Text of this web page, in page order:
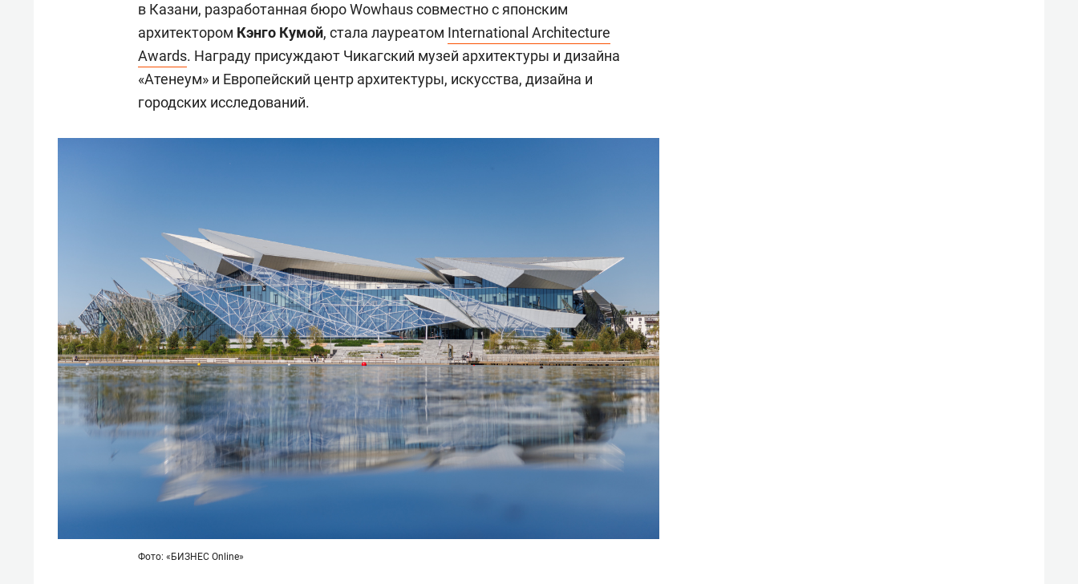
в Казани, разработанная бюро Wowhaus совместно с японским
архитектором Кэнго Кумой, стала лауреатом International Architecture
Awards. Награду присуждают Чикагский музей архитектуры и дизайна
«Атенеум» и Европейский центр архитектуры, искусства, дизайна и
городских исследований.
Фото: «БИЗНЕС Online»